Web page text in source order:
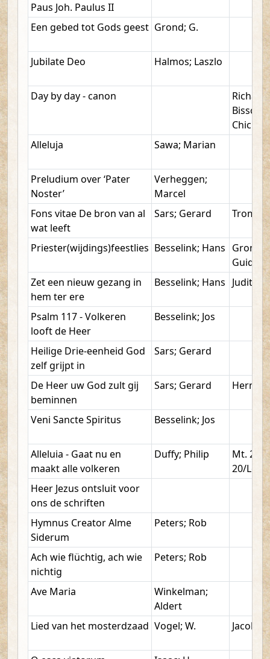
Paus Joh. Paulus II
Een gebed tot Gods geest Grond; G.
Jubilate Deo Halmos; Laszlo
Day by day - canon
Richard,
Alleluja
Sawa; Marian
Preludium over ‘Pater
Noster’
Verheggen;
Marcel
Fons vitae De bron van al
wat leeft
Sars; Gerard Tromp;
Priester(wijdings)feestlies Besselink; Hans Grond;
Guido
Zet een nieuw gezang in
hem ter ere
Besselink; Hans Judit 16
Psalm 117 - Volkeren
looft de Heer
Besselink; Jos
Heilige Drie-eenheid God
zelf grijpt in
Sars; Gerard
De Heer uw God zult gij
beminnen
Sars; Gerard
Veni Sancte Spiritus Besselink; Jos
Alleluia - Gaat nu en
maakt alle volkeren
Duffy; Philip
Mt. 28,
20/Lc.
Heer Jezus ontsluit voor
ons de schriften
Hymnus Creator Alme
Siderum
Peters; Rob
Ach wie flüchtig, ach wie
nichtig
Peters; Rob
Ave Maria
Winkelman;
Aldert
Lied van het mosterdzaad Vogel; W.